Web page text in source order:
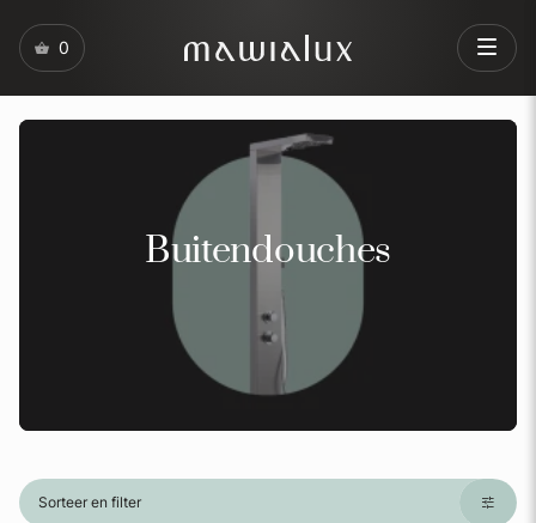
0
Buitendouches
Sorteer en filter